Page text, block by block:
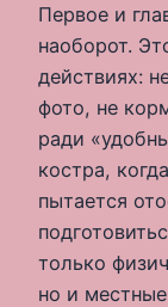
Первое и
наоборот.
действиях:
фото, не
ради
костра,
пытается
только
но и